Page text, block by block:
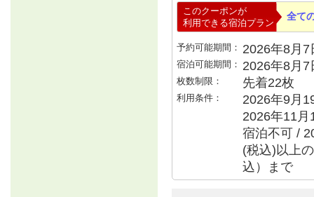
このクーポンが
利用できる宿泊プラン
全て
予約可能期間： 2026年8月
宿泊可能期間： 2026年8月
枚数制限： 先着22枚
利用条件：
2026年9月
2026年11
宿泊不可 /
(税込)以上
込）まで